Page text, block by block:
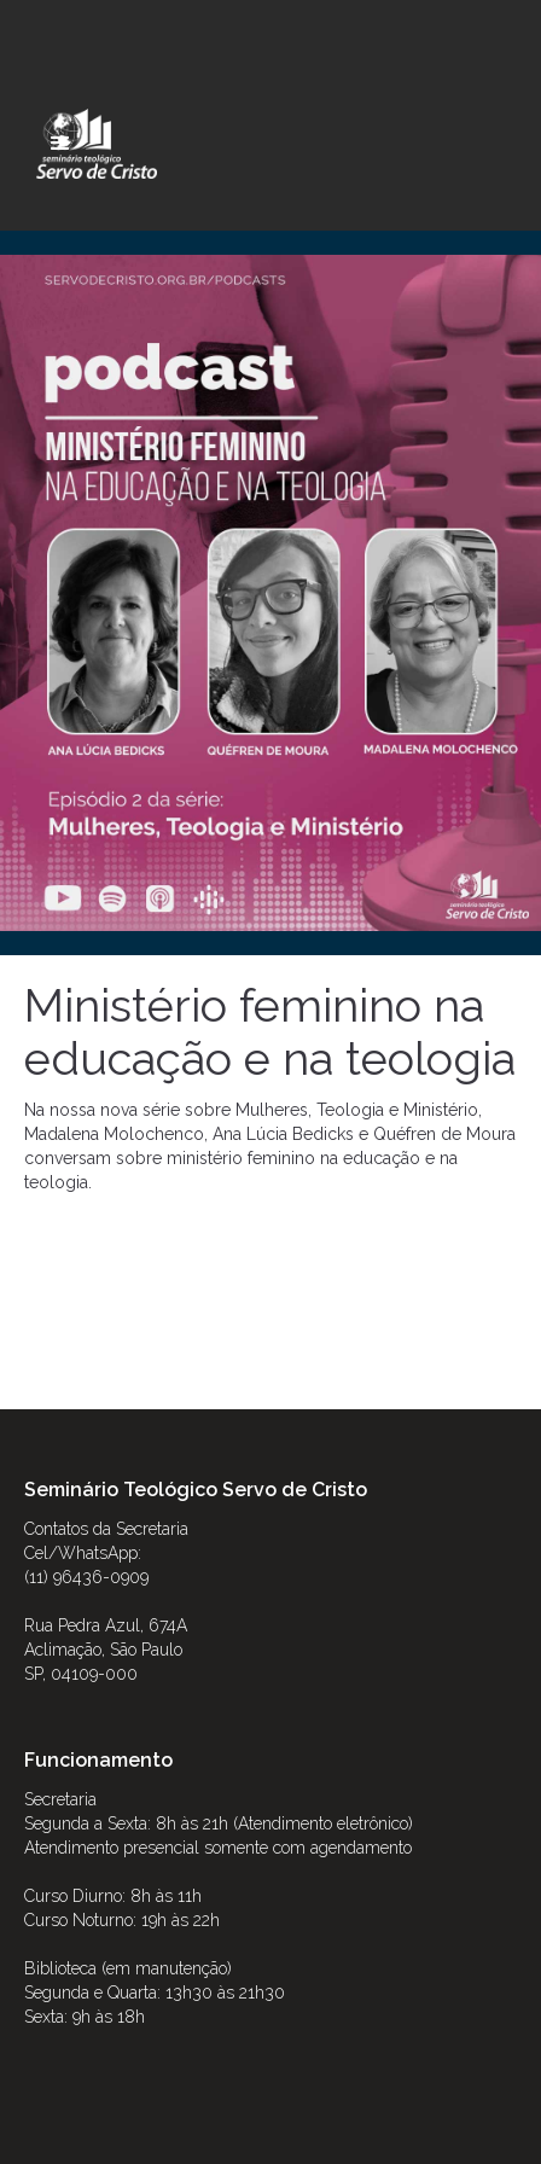
Ministério feminino na
educação e na teologia
Na nossa nova série sobre Mulheres, Teologia e Ministério,
Madalena Molochenco, Ana Lúcia Bedicks e Quéfren de Moura
conversam sobre ministério feminino na educação e na
teologia.
Seminário Teológico Servo de Cristo
Contatos da Secretaria
Cel/WhatsApp:
(11) 96436-0909
Rua Pedra Azul, 674A
Aclimação, São Paulo
SP, 04109-000
Funcionamento
Secretaria
Segunda a Sexta: 8h às 21h (Atendimento eletrônico)
Atendimento presencial somente com agendamento
Curso Diurno: 8h às 11h
Curso Noturno: 19h às 22h
Biblioteca (em manutenção)
Segunda e Quarta: 13h30 às 21h30
Sexta: 9h às 18h